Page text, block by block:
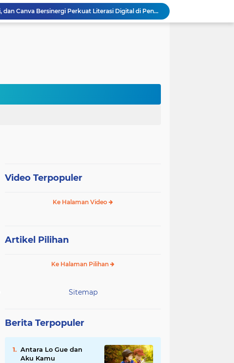
Kemenag, Komdigi, dan Canva Bersinergi Perkuat Literasi Digital di Pendidikan Keagamaan
Pentingnya Literasi AI bagi Guru
FKIP Uhamka Gelar FGD Lintas Budaya dan Bahasa dengan Chuo University Jepang
Video Terpopuler
Ke Halaman Video
Artikel Pilihan
Ke Halaman Pilihan
Sitemap
Berita Terpopuler
Antara Lo Gue dan
Aku Kamu